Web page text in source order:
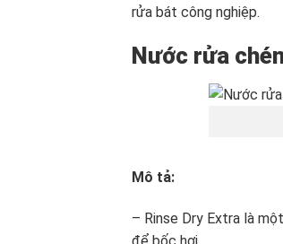
rửa bát công nghiệp.
Nước rửa
Mô tả:
– Rinse Dry Extra là
để bốc hơi.